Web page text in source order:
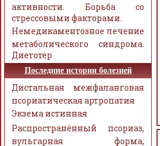
активности. Борьба со
стрессовыми факторами.
Немедикаментозное лечение
метаболического синдрома.
Диетотер
Последние истории болезней
Дистальная межфаланговая
псориатическая артропатия
Экзема истинная
Распространённый псориаз,
вульгарная форма,